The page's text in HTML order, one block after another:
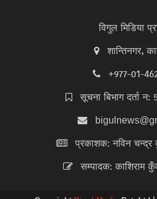
विगुल मिडिया
शान्तिनगर,
+977-01-
सूचना बिभाग दर्ता
प्रकाशक: नविन
सम्पादक: काशिराम